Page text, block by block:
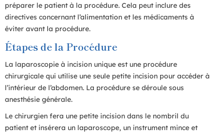
préparer le patient à la procédure. Cela peut inclure des
directives concernant l’alimentation et les médicaments à
éviter avant la procédure.
Étapes de la Procédure
La laparoscopie à incision unique est une procédure
chirurgicale qui utilise une seule petite incision pour accéder à
l’intérieur de l’abdomen. La procédure se déroule sous
anesthésie générale.
Le chirurgien fera une petite incision dans le nombril du
patient et insérera un laparoscope, un instrument mince et